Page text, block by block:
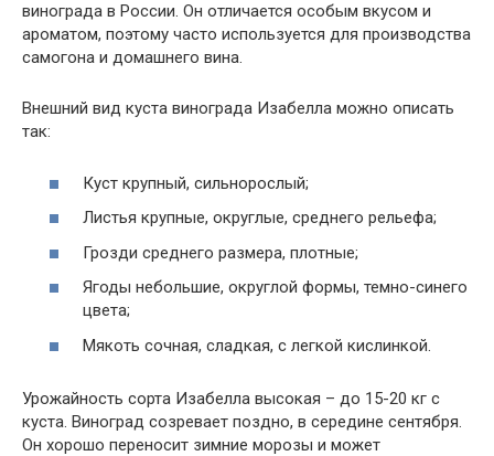
винограда в России. Он отличается особым вкусом и
ароматом, поэтому часто используется для производства
самогона и домашнего вина.
Внешний вид куста винограда Изабелла можно описать
так:
Куст крупный, сильнорослый;
Листья крупные, округлые, среднего рельефа;
Грозди среднего размера, плотные;
Ягоды небольшие, округлой формы, темно-синего
цвета;
Мякоть сочная, сладкая, с легкой кислинкой.
Урожайность сорта Изабелла высокая – до 15-20 кг с
куста. Виноград созревает поздно, в середине сентября.
Он хорошо переносит зимние морозы и может